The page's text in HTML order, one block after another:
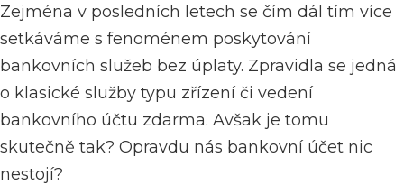
Zejména v posledních letech se čím dál tím více
setkáváme s fenoménem poskytování
bankovních služeb bez úplaty. Zpravidla se jedná
o klasické služby typu zřízení či vedení
bankovního účtu zdarma. Avšak je tomu
skutečně tak? Opravdu nás bankovní účet nic
nestojí?